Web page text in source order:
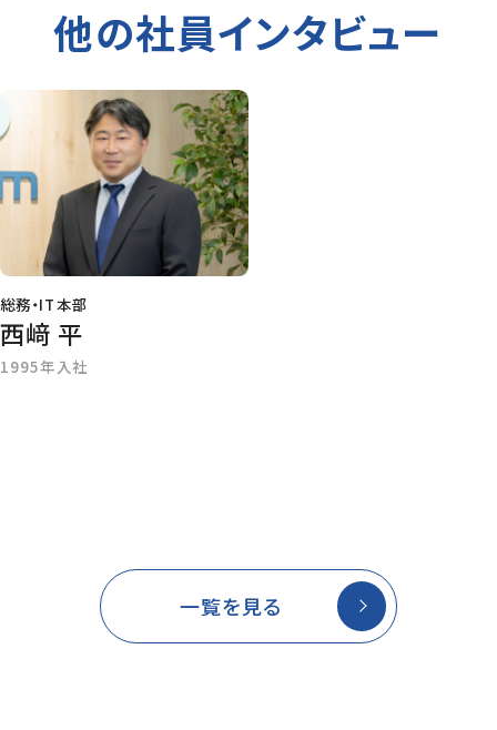
他の社員インタビュー
総務・IT本部
西﨑 平
1995年入社
一覧を見る